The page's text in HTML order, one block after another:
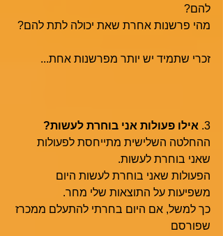
להם?
מהי פרשנות אחרת שאת יכולה לתת להם?
זכרי שתמיד יש יותר מפרשנות אחת...
3. אילו פעולות אני בוחרת לעשות?
ההחלטה השלישית מתייחסת לפעולות
שאני בוחרת לעשות.
הפעולות שאני בוחרת לעשות היום
משפיעות על התוצאות שלי מחר.
כך למשל, אם היום בחרתי להתעלם ממכרז
שפורסם